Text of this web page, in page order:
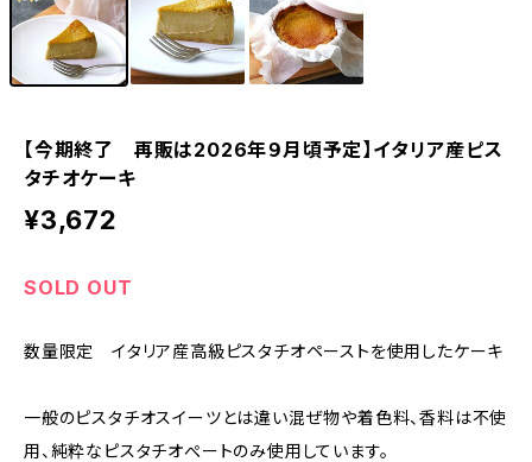
【今期終了 再販は2026年９月頃予定】イタリア産ピス
タチオケーキ
¥3,672
SOLD OUT
数量限定 イタリア産高級ピスタチオペーストを使用したケーキ
一般のピスタチオスイーツとは違い混ぜ物や着色料、香料は不使
用、純粋なピスタチオぺートのみ使用しています。